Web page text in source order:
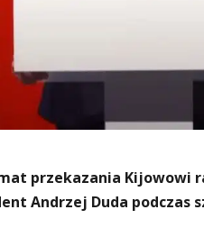
przekazania Kijowowi
Andrzej Duda podczas